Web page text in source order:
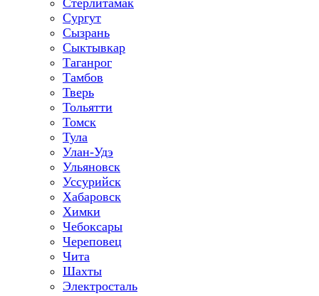
Стерлитамак
Сургут
Сызрань
Сыктывкар
Таганрог
Тамбов
Тверь
Тольятти
Томск
Тула
Улан-Удэ
Ульяновск
Уссурийск
Хабаровск
Химки
Чебоксары
Череповец
Чита
Шахты
Электросталь